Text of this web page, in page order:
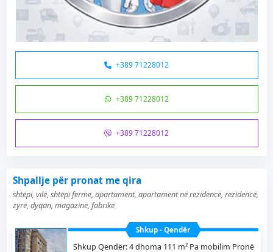
+389 71228012
+389 71228012
+389 71228012
Shpallje për pronat me qira
shtëpi, vilë, shtëpi ferme, apartament, apartament në rezidencë, rezidencë,
zyrë, dyqan, magazinë, fabrikë
Shkup - Qendër
Shkup Qendër: 4 dhoma 111 m² Pa mobilim Pronë